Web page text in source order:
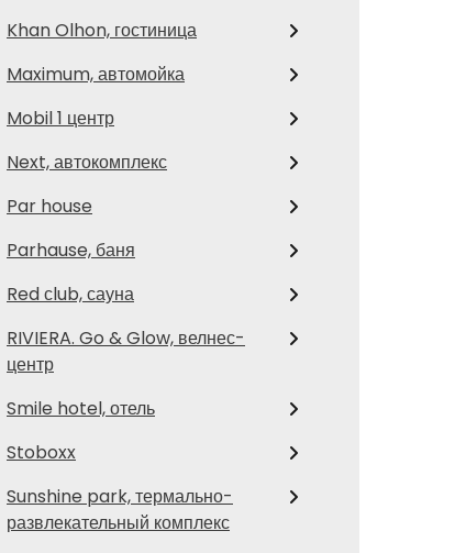
Khan Olhon, гостиница
Maximum, автомойка
Mobil 1 центр
Next, автокомплекс
Par house
Parhause, баня
Red сlub, сауна
RIVIERA. Go & Glow, велнес-
центр
Smile hotel, отель
Stoboxx
Sunshine park, термально-
развлекательный комплекс